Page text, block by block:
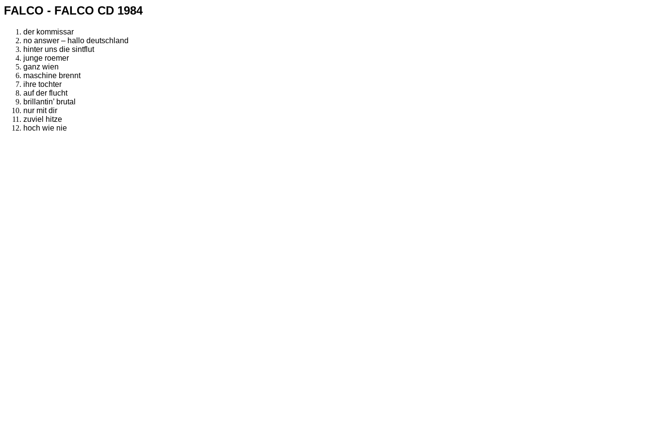
FALCO - FALCO CD 1984
der kommissar
no answer – hallo deutschland
hinter uns die sintflut
junge roemer
ganz wien
maschine brennt
ihre tochter
auf der flucht
brillantin’ brutal
nur mit dir
zuviel hitze
hoch wie nie